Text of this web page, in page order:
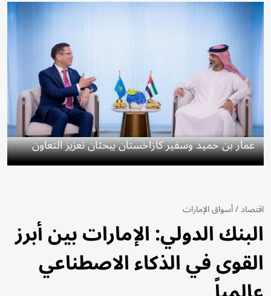
عمار بن حميد وسفير كازاخستان يبحثان تعزيز التعاون
اقتصاد/أسواق الإمارات
البنك الدولي: الإمارات بين أبرز
القوى في الذكاء الاصطناعي